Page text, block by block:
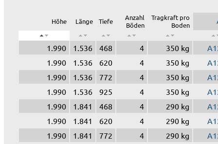
Höhe Länge Tiefe
Anzahl
Böden
Tragkraft pro
Boden
1.990 1.536 468 4 350 kg
1.990
1.536 620 4 350 kg
1.990
1.536 772 4 350 kg
1.990
1.536 925 4 350 kg
1.990
1.841 468 4 290 kg
1.990
1.841 620 4 290 kg
1.990
1.841 772 4 290 kg